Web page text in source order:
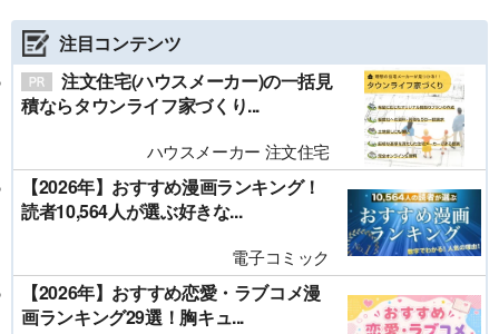
注目コンテンツ
注文住宅(ハウスメーカー)の一括見
積ならタウンライフ家づくり...
ハウスメーカー 注文住宅
【2026年】おすすめ漫画ランキング！
読者10,564人が選ぶ好きな...
電子コミック
【2026年】おすすめ恋愛・ラブコメ漫
画ランキング29選！胸キュ...